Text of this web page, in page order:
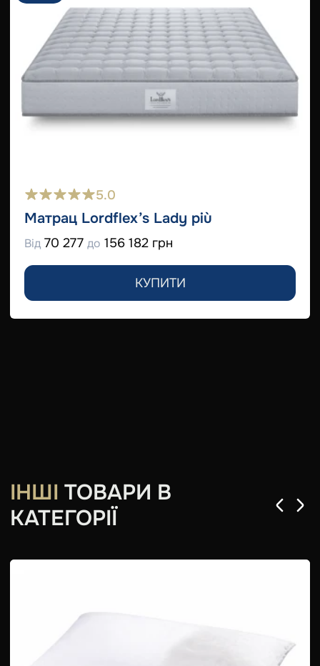
5.0
Матрац Lordflex’s Lady più
Від 70 277 до 156 182 грн
КУПИТИ
ІНШІ ТОВАРИ В
КАТЕГОРІЇ